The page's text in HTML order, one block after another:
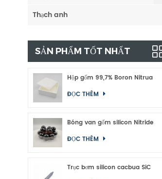
Thạch anh
SẢN PHẨM TỐT NHẤT
Hộp gốm 99,7% Boron Nitrua
ĐỌC THÊM
Bóng van gốm silicon Nitride
ĐỌC THÊM
Trục bơm silicon cacbua SiC